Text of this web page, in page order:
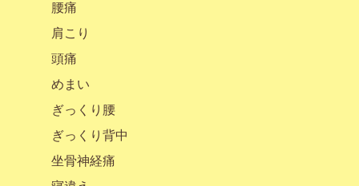
腰痛
肩こり
頭痛
めまい
ぎっくり腰
ぎっくり背中
坐骨神経痛